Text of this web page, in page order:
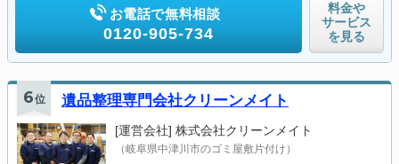
お電話で無料相談
0120-905-734
料金や
サービス
を見る
6位 遺品整理専門会社クリーンメイト
[運営会社] 株式会社クリーンメイト
（岐阜県中津川市のゴミ屋敷片付け）